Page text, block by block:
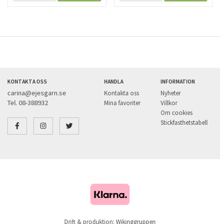
KONTAKTA OSS
carina@ejesgarn.se
Tel. 08-388932
HANDLA
Kontakta oss
Mina favoriter
INFORMATION
Nyheter
Villkor
Om cookies
Stickfasthetstabell
Drift & produktion: Wikinggruppen